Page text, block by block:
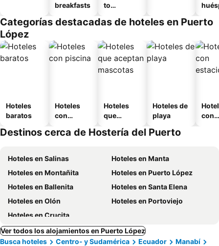
breakfasts
to
o
Categorías destacadas de hoteles en Puerto
López
Hoteles
baratos
Hoteles
con
Hoteles
que
mascotas
Hoteles de
playa
con
Destinos cerca de Hostería del Puerto
Hoteles en Salinas
Hoteles en Manta
Hoteles en Montañita
Hoteles en Puerto López
Hoteles en Ballenita
Hoteles en Santa Elena
Hoteles en Olón
Hoteles en Portoviejo
Hoteles en Crucita
Ver todos los alojamientos en Puerto López
Busca hoteles
Centro- y Sudamérica Ecuador
Manabí